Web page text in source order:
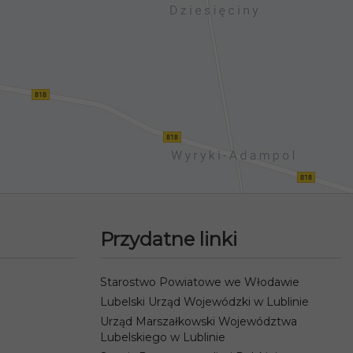
Przydatne linki
Starostwo Powiatowe we Włodawie
Lubelski Urząd Wojewódzki w Lublinie
Urząd Marszałkowski Województwa
Lubelskiego w Lublinie